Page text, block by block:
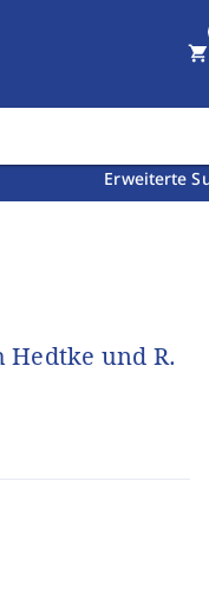
Erweiterte
shopping_cart
Hedtke und R.